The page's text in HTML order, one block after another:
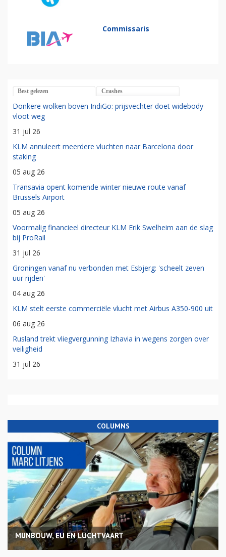
Commissaris
Best gelezen Crashes
Donkere wolken boven IndiGo: prijsvechter doet widebody-
vloot weg
31 jul 26
KLM annuleert meerdere vluchten naar Barcelona door
staking
05 aug 26
Transavia opent komende winter nieuwe route vanaf
Brussels Airport
05 aug 26
Voormalig financieel directeur KLM Erik Swelheim aan de slag
bij ProRail
31 jul 26
Groningen vanaf nu verbonden met Esbjerg: 'scheelt zeven
uur rijden'
04 aug 26
KLM stelt eerste commerciële vlucht met Airbus A350-900 uit
06 aug 26
Rusland trekt vliegvergunning Izhavia in wegens zorgen over
veiligheid
31 jul 26
COLUMNS
MIJNBOUW, EU EN LUCHTVAART